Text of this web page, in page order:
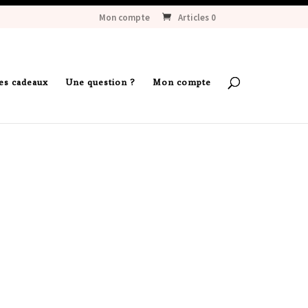
Mon compte Articles 0
cadeaux Une question ? Mon compte